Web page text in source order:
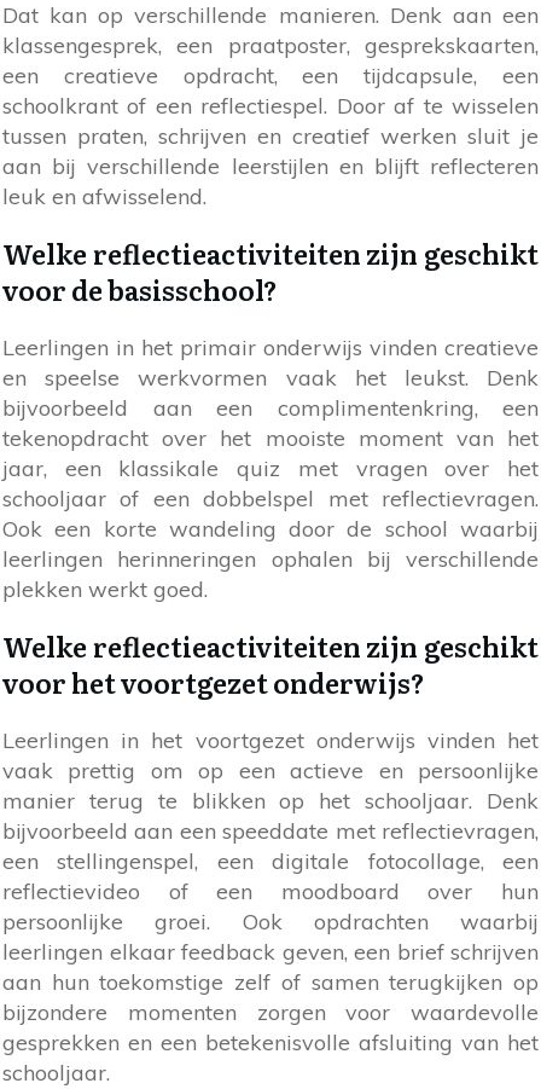
Dat kan op verschillende manieren. Denk aan een
klassengesprek, een praatposter, gesprekskaarten,
een creatieve opdracht, een tijdcapsule, een
schoolkrant of een reflectiespel. Door af te wisselen
tussen praten, schrijven en creatief werken sluit je
aan bij verschillende leerstijlen en blijft reflecteren
leuk en afwisselend.
Welke reflectieactiviteiten zijn geschikt
voor de basisschool?
Leerlingen in het primair onderwijs vinden creatieve
en speelse werkvormen vaak het leukst. Denk
bijvoorbeeld aan een complimentenkring, een
tekenopdracht over het mooiste moment van het
jaar, een klassikale quiz met vragen over het
schooljaar of een dobbelspel met reflectievragen.
Ook een korte wandeling door de school waarbij
leerlingen herinneringen ophalen bij verschillende
plekken werkt goed.
Welke reflectieactiviteiten zijn geschikt
voor het voortgezet onderwijs?
Leerlingen in het voortgezet onderwijs vinden het
vaak prettig om op een actieve en persoonlijke
manier terug te blikken op het schooljaar. Denk
bijvoorbeeld aan een speeddate met reflectievragen,
een stellingenspel, een digitale fotocollage, een
reflectievideo of een moodboard over hun
persoonlijke groei. Ook opdrachten waarbij
leerlingen elkaar feedback geven, een brief schrijven
aan hun toekomstige zelf of samen terugkijken op
bijzondere momenten zorgen voor waardevolle
gesprekken en een betekenisvolle afsluiting van het
schooljaar.